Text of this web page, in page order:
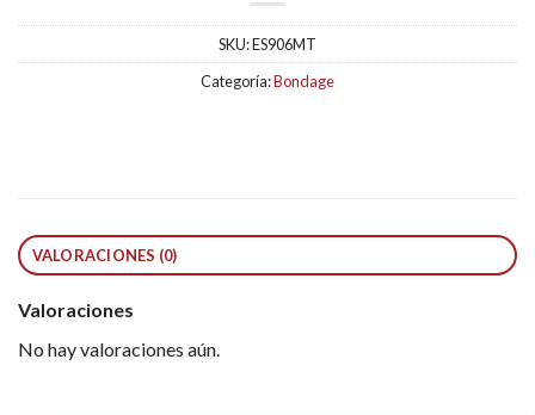
SKU:ES906MT
Categoría:Bondage
VALORACIONES (0)
Valoraciones
No hay valoraciones aún.